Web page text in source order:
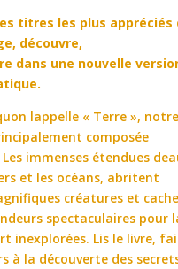
titres les plus appréciés
découvre,
dans une nouvelle
lappelle « Terre »,
composée
Les immenses étendues
et les océans, abritent
créatures et
spectaculaires pour
inexplorées. Lis le livre,
à la découverte des